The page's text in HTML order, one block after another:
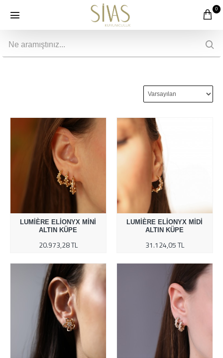
0
LUMIÈRE ELIONYX MINI
ALTIN KÜPE
20.973,28 TL
LUMIÈRE ELIONYX MIDI
ALTIN KÜPE
31.124,05 TL